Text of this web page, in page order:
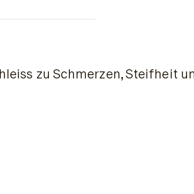
zu Schmerzen,